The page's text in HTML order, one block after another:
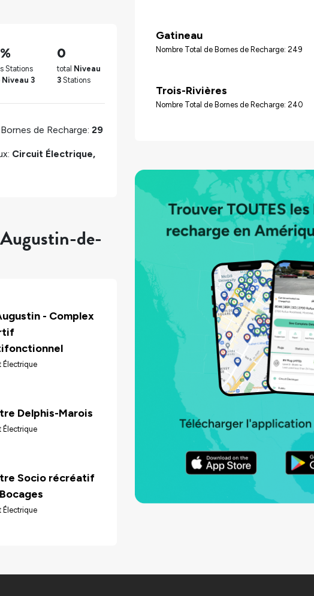
Stations
Niveau 3
0
total Niveau
3 Stations
de Recharge: 29
Circuit Électrique,
de-
- Complex
Électrique
Delphis-Marois
Électrique
Socio récréatif
Électrique
Gatineau
Nombre Total de Bornes de Recharge: 249
Trois-Rivières
Nombre Total de Bornes de Recharge: 240